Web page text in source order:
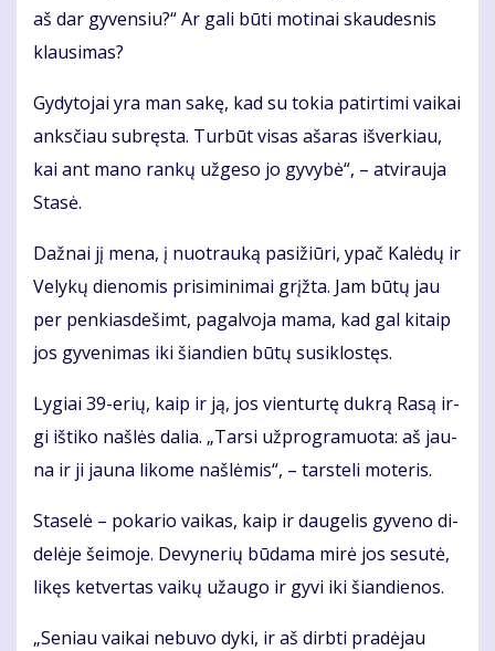
aš dar gy­ven­siu?“ Ar ga­li bū­ti mo­ti­nai skau­des­nis
klau­si­mas?
Gy­dy­to­jai yra man sa­kę, kad su to­kia pa­tir­ti­mi vai­kai
anks­čiau su­bręs­ta. Tur­būt vi­sas aša­ras iš­ver­kiau,
kai ant ma­no ran­kų už­ge­so jo gy­vy­bė“, – at­vi­rau­ja
Sta­sė.
Daž­nai jį me­na, į nuo­trau­ką pa­si­žiū­ri, ypač Ka­lė­dų ir
Ve­ly­kų die­no­mis pri­si­mi­ni­mai grįž­ta. Jam bū­tų jau
per pen­kias­de­šimt, pa­gal­vo­ja ma­ma, kad gal ki­taip
jos gy­ve­ni­mas iki šian­dien bū­tų su­si­klos­tęs.
Ly­giai 39-erių, kaip ir ją, jos vien­tur­tę duk­rą Ra­są ir­
gi iš­ti­ko naš­lės da­lia. „Tar­si už­prog­ra­muo­ta: aš jau­
na ir ji jau­na li­ko­me naš­lė­mis“, – tars­te­li mo­te­ris.
Sta­se­lė – po­ka­rio vai­kas, kaip ir dau­ge­lis gy­ve­no di­
de­lė­je šei­mo­je. De­vy­ne­rių bū­da­ma mi­rė jos se­su­tė,
li­kęs ket­ver­tas vai­kų už­au­go ir gy­vi iki šian­die­nos.
„Se­niau vai­kai ne­bu­vo dy­ki, ir aš dirb­ti pra­dė­jau